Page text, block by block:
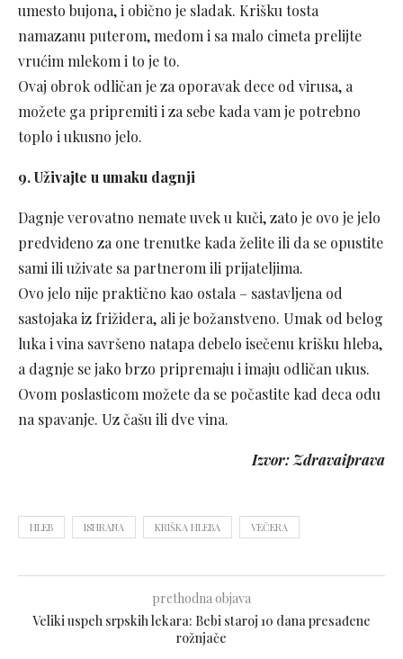
umesto bujona, i obično je sladak. Krišku tosta
namazanu puterom, medom i sa malo cimeta prelijte
vrućim mlekom i to je to.
Ovaj obrok odličan je za oporavak dece od virusa, a
možete ga pripremiti i za sebe kada vam je potrebno
toplo i ukusno jelo.
9. Uživajte u umaku dagnji
Dagnje verovatno nemate uvek u kuči, zato je ovo je jelo
predviđeno za one trenutke kada želite ili da se opustite
sami ili uživate sa partnerom ili prijateljima.
Ovo jelo nije praktično kao ostala – sastavljena od
sastojaka iz frižidera, ali je božanstveno. Umak od belog
luka i vina savršeno natapa debelo isečenu krišku hleba,
a dagnje se jako brzo pripremaju i imaju odličan ukus.
Ovom poslasticom možete da se počastite kad deca odu
na spavanje. Uz čašu ili dve vina.
Izvor: Zdravaiprava
HLEB ISHRANA KRIŠKA HLEBA VEČERA
prethodna objava
Veliki uspeh srpskih lekara: Bebi staroj 10 dana presađene
rožnjače